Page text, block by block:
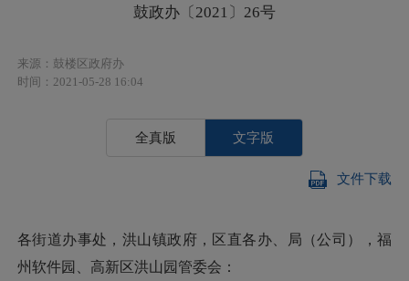
鼓政办〔2021〕26号
来源：鼓楼区政府办
时间：2021-05-28 16:04
全真版 文字版
文件下载
各街道办事处，洪山镇政府，区直各办、局（公司），福
州软件园、高新区洪山园管委会：